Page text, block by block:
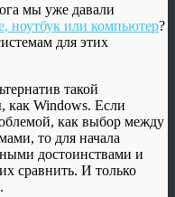
мы уже давали
ноутбук или компьютер?
для этих
такой
как Windows. Если
как выбор между
то для начала
достоинствами и
сравнить. И только